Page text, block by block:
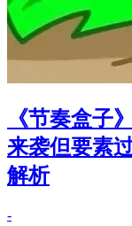
《节奏盒子
来袭但要素
解析
-